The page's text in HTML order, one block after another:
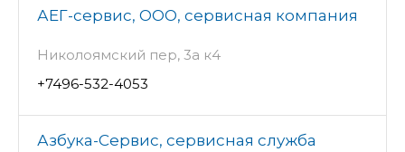
АЕГ-сервис, ООО, сервисная компания
Николоямский пер, 3а к4
+7496-532-4053
Азбука-Сервис, сервисная служба